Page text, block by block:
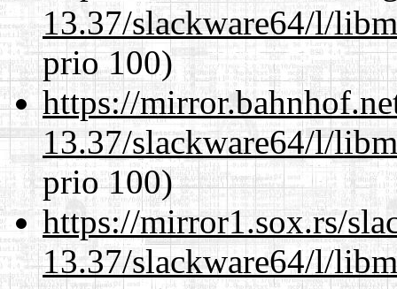
13.37/slackware64/l/
prio 100)
https://
13.37/slackware64/l/
prio 100)
https://mirror1.sox.rs/
13.37/slackware64/l/